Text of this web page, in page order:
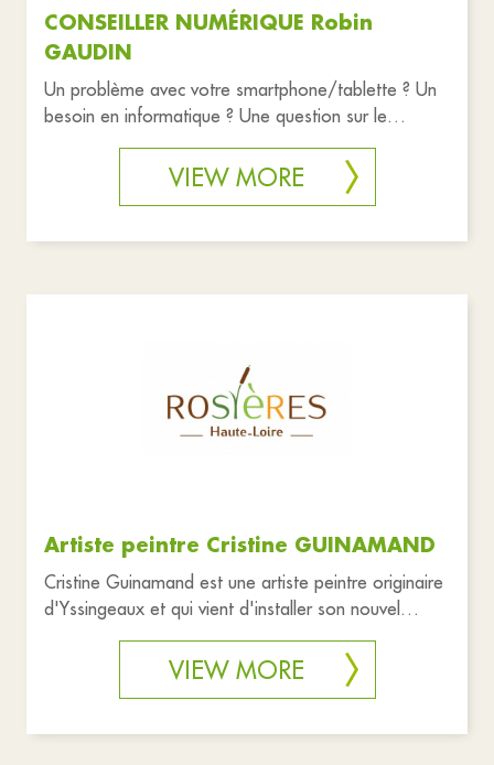
CONSEILLER NUMÉRIQUE Robin
GAUDIN
Un problème avec votre smartphone/tablette ? Un
besoin en informatique ? Une question sur le
VIEW MORE
Artiste peintre Cristine GUINAMAND
Cristine Guinamand est une artiste peintre originaire
d'Yssingeaux et qui vient d'installer son nouvel
VIEW MORE